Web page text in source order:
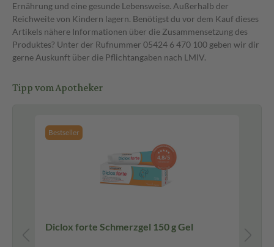
Ernährung und eine gesunde Lebensweise. Außerhalb der
Reichweite von Kindern lagern. Benötigst du vor dem Kauf dieses
Artikels nähere Informationen über die Zusammensetzung des
Produktes? Unter der Rufnummer 05424 6 470 100 geben wir dir
gerne Auskunft über die Pflichtangaben nach LMIV.
Tipp vom Apotheker
Bestseller
Diclox forte Schmerzgel 150 g Gel